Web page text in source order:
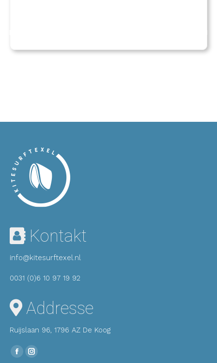
Kontakt
info@kitesurftexel.nl
0031 (0)6 10 97 19 92
Addresse
Ruijslaan 96, 1796 AZ De Koog
Finden Sie uns auf:
FacebookInstagram